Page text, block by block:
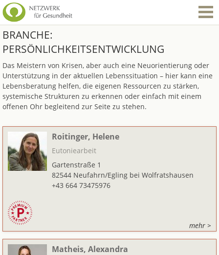
BRANCHE:
PERSÖNLICHKEITSENTWICKLUNG
Das Meistern von Krisen, aber auch eine Neuorientierung oder
Unterstützung in der aktuellen Lebenssituation – hier kann eine
Lebensberatung helfen, die eigenen Ressourcen zu stärken,
systemische Strukturen zu erkennen oder einfach mit einem
offenen Ohr begleitend zur Seite zu stehen.
Roitinger, Helene
Eutoniearbeit
Gartenstraße 1
82544 Neufahrn/Egling bei Wolfratshausen
+43 664 73475976
mehr >
Matheis, Alexandra